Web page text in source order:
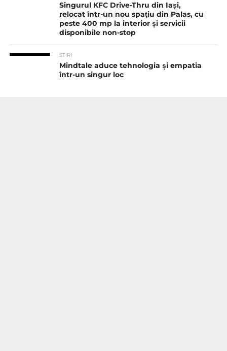
Singurul KFC Drive-Thru din Iași,
relocat într-un nou spaţiu din Palas, cu
peste 400 mp la interior și servicii
disponibile non-stop
STIRI
Mindtale aduce tehnologia și empatia
într-un singur loc